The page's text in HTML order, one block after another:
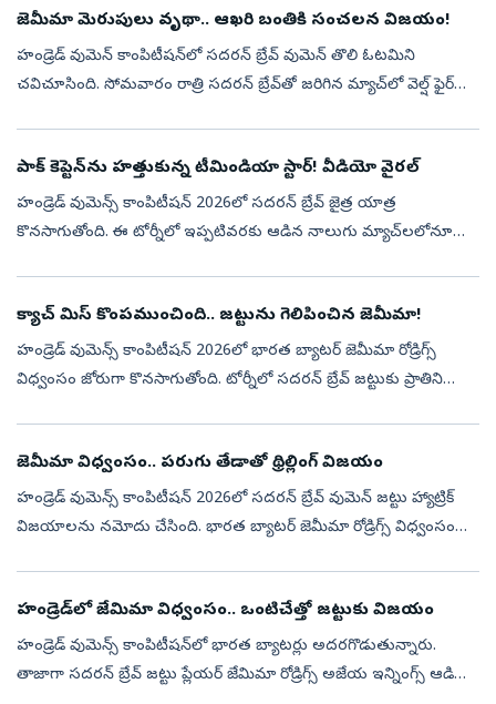
జెమీమా మెరుపులు వృథా.. ఆఖరి బంతికి సంచలన విజయం!
హండ్రెడ్ వుమెన్ కాంపిటీష‌న్‌లో స‌ద‌ర‌న్ బ్రేవ్ వుమెన్ తొలి ఓట‌మిని
చ‌విచూసింది. సోమ‌వారం రాత్రి సదరన్‌ బ్రేవ్‌తో జరిగిన మ్యాచ్‌లో వెల్ష్ ఫైర్‌తో
పాక్‌ కెప్టెన్‌ను హ‌త్తుకున్న టీమిండియా స్టార్‌! వీడియో వైరల్‌
హండ్రెడ్ వుమెన్స్ కాంపిటీషన్ 2026లో సదరన్ బ్రేవ్ జైత్ర యాత్ర
కొనసాగుతోంది. ఈ టోర్నీలో ఇప్పటివరకు ఆడిన నాలుగు మ్యాచ్‌లలోనూ
క్యాచ్‌ మిస్‌ కొంపముంచింది.. జట్టును గెలిపించిన జెమీమా!
హండ్రెడ్ వుమెన్స్ కాంపిటీషన్ 2026లో భారత బ్యాటర్ జెమీమా రోడ్రిగ్స్
విధ్వంసం జోరుగా కొనసాగుతోంది. టోర్నీలో సదరన్ బ్రేవ్ జట్టుకు ప్రాతినిధ్యం
జెమీమా విధ్వంసం.. ప‌రుగు తేడాతో థ్రిల్లింగ్‌ విజ‌యం
హండ్రెడ్ వుమెన్స్ కాంపిటీషన్ 2026లో స‌ద‌ర‌న్ బ్రేవ్ వుమెన్ జ‌ట్టు హ్యాట్రిక్
విజ‌యాల‌ను న‌మోదు చేసింది. భార‌త బ్యాట‌ర్ జెమీమా రోడ్రిగ్స్ విధ్వంసం
హండ్రెడ్‌లో జేమిమా విధ్వంసం.. ఒంటిచేత్తో జ‌ట్టుకు విజ‌యం
హండ్రెడ్ వుమెన్స్ కాంపిటీష‌న్‌లో భార‌త బ్యాట‌ర్లు అద‌ర‌గొడుతున్నారు.
తాజాగా సద‌ర‌న్ బ్రేవ్ జ‌ట్టు ప్లేయ‌ర్ జేమిమా రోడ్రిగ్స్ అజేయ ఇన్నింగ్స్ ఆడి